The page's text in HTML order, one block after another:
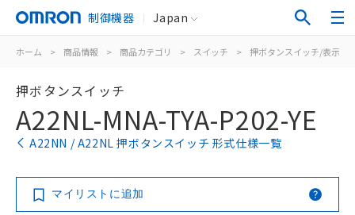
制御機器 Japan
ホーム > 商品情報 > 商品カテゴリ > スイッチ > 押ボタンスイッチ/表示灯
押ボタンスイッチ
A22NL-MNA-TYA-P202-YE
A22NN / A22NL 押ボタンスイッチ 形式仕様一覧
マイリストに追加